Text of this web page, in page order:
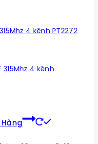
315Mhz 4 kênh
Hàng